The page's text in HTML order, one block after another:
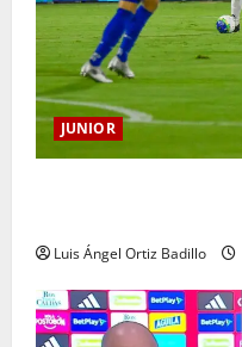
JUNIOR
Luis Ángel Ortiz Badillo